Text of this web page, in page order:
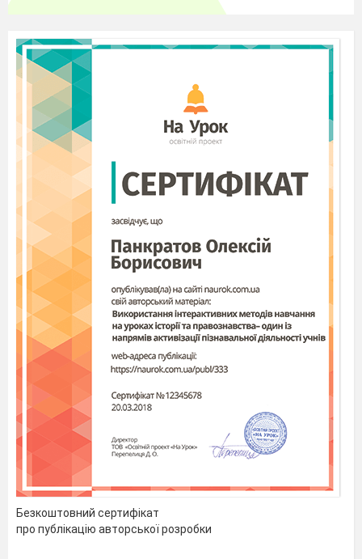
ресурс машини, збільшується загальний строк її
собівартість робіт.
Щоб забезпечити високопродуктивне
використання техніки, механізатори повинні
досконало знати нові машини і передову
технологію сільськогосподарського виробництва.
Тому особливу увагу слід звернути на підготовку
спеціалістів з ремонту техніки. Так, тракторист-
машиніст з кваліфікацією слюсаря по ремонту
сільськогосподарської техніки повинен володіти
значним обсягом знань з матеріалознавства,
будови, виготовлення, ремонту й експлуатації
машин, організації сільськогосподарського
виробництва , мати навики практичної роботи по
слюсарно-механічній справі, технічному
обслуговуванню і ремонту техніки.
Безкоштовний сертифікат
про публікацію авторської розробки